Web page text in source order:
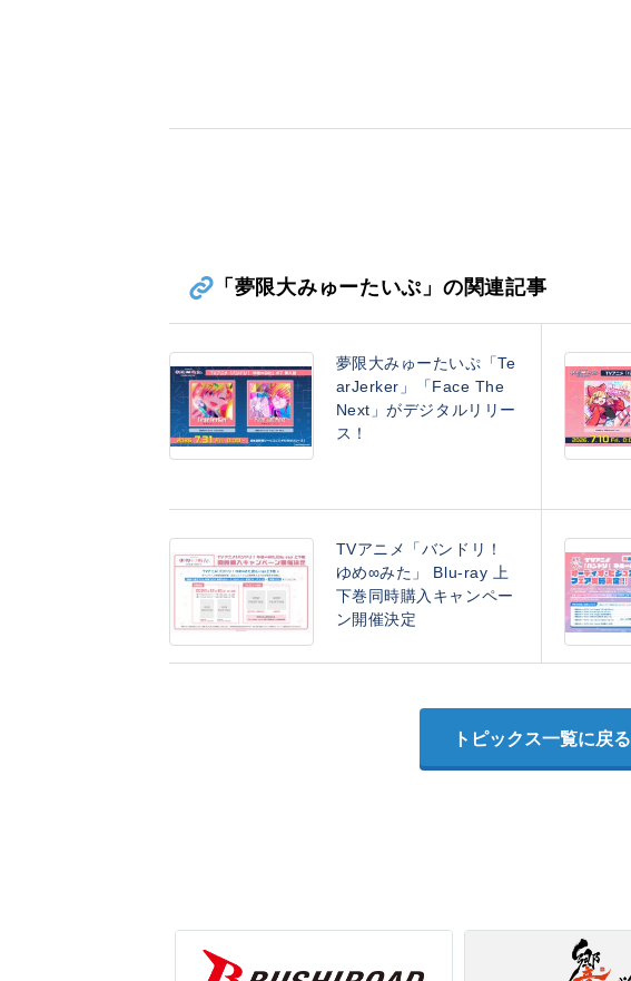
「夢限大みゅーたいぷ」の関連記事
夢限大みゅーたいぷ「Te
arJerker」「Face The
Next」がデジタルリリー
ス！
TVアニメ「バンドリ！
ゆめ∞みた」 Blu-ray 上
下巻同時購入キャンペー
ン開催決定
トピックス一覧に戻る